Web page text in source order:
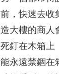
前，快速去收
造大樓的商人
死釘在木箱上
能永遠禁錮在